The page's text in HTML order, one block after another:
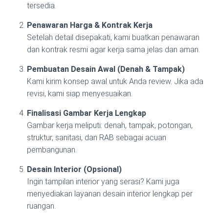
tersedia.
Penawaran Harga & Kontrak Kerja
Setelah detail disepakati, kami buatkan penawaran
dan kontrak resmi agar kerja sama jelas dan aman.
Pembuatan Desain Awal (Denah & Tampak)
Kami kirim konsep awal untuk Anda review. Jika ada
revisi, kami siap menyesuaikan.
Finalisasi Gambar Kerja Lengkap
Gambar kerja meliputi: denah, tampak, potongan,
struktur, sanitasi, dan RAB sebagai acuan
pembangunan.
Desain Interior (Opsional)
Ingin tampilan interior yang serasi? Kami juga
menyediakan layanan desain interior lengkap per
ruangan.